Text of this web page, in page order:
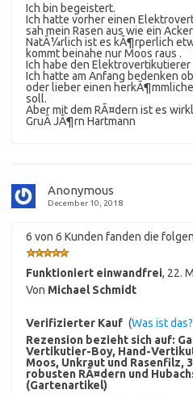
Ich bin begeistert.
Ich hatte vorher einen
sah mein Rasen aus wie ein
NatÃ¼rlich ist es kÃ¶rperlich
kommt beinahe nur Moos raus .
Ich habe den
Ich hatte am Anfang bedenken
oder lieber einen
soll.
Aber mit dem RÃ¤dern ist es
GruÃ JÃ¶rn Hartmann
Anonymous
December 10, 2018
6 von 6 Kunden fanden die
Funktioniert einwandfrei, 22.
Von Michael Schmidt
Verifizierter Kauf (Was ist das?
Rezension bezieht sich auf:
Vertikutier-Boy, Hand-
Moos, Unkraut und Rasenfilz,
robusten RÃ¤dern und
(Gartenartikel)